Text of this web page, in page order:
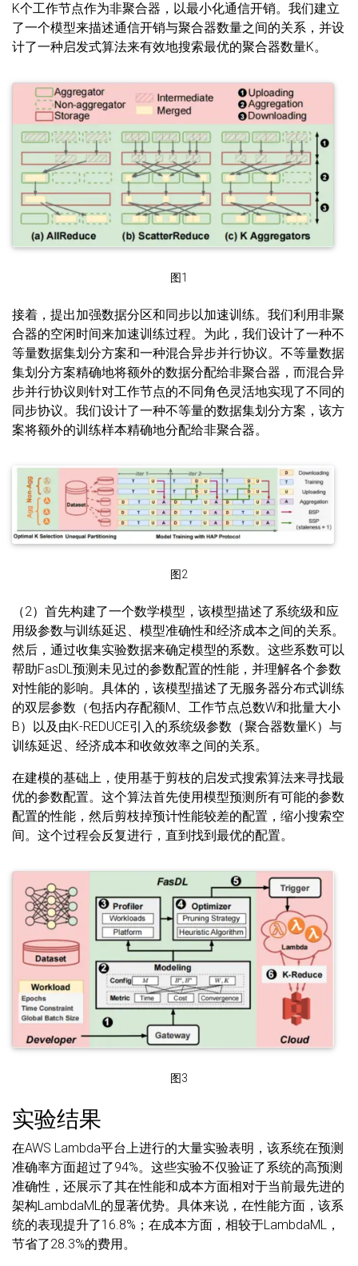
K个工作节点作为非聚合器，以最小化通信开销。我们建立
了一个模型来描述通信开销与聚合器数量之间的关系，并设
计了一种启发式算法来有效地搜索最优的聚合器数量K。
图1
接着，提出加强数据分区和同步以加速训练。我们利用非聚
合器的空闲时间来加速训练过程。为此，我们设计了一种不
等量数据集划分方案和一种混合异步并行协议。不等量数据
集划分方案精确地将额外的数据分配给非聚合器，而混合异
步并行协议则针对工作节点的不同角色灵活地实现了不同的
同步协议。我们设计了一种不等量的数据集划分方案，该方
案将额外的训练样本精确地分配给非聚合器。
图2
（2）首先构建了一个数学模型，该模型描述了系统级和应
用级参数与训练延迟、模型准确性和经济成本之间的关系。
然后，通过收集实验数据来确定模型的系数。这些系数可以
帮助FasDL预测未见过的参数配置的性能，并理解各个参数
对性能的影响。具体的，该模型描述了无服务器分布式训练
的双层参数（包括内存配额M、工作节点总数W和批量大小
B）以及由K-REDUCE引入的系统级参数（聚合器数量K）与
训练延迟、经济成本和收敛效率之间的关系。
在建模的基础上，使用基于剪枝的启发式搜索算法来寻找最
优的参数配置。这个算法首先使用模型预测所有可能的参数
配置的性能，然后剪枝掉预计性能较差的配置，缩小搜索空
间。这个过程会反复进行，直到找到最优的配置。
图3
实验结果
在AWS Lambda平台上进行的大量实验表明，该系统在预测
准确率方面超过了94%。这些实验不仅验证了系统的高预测
准确性，还展示了其在性能和成本方面相对于当前最先进的
架构LambdaML的显著优势。具体来说，在性能方面，该系
统的表现提升了16.8%；在成本方面，相较于LambdaML，
节省了28.3%的费用。